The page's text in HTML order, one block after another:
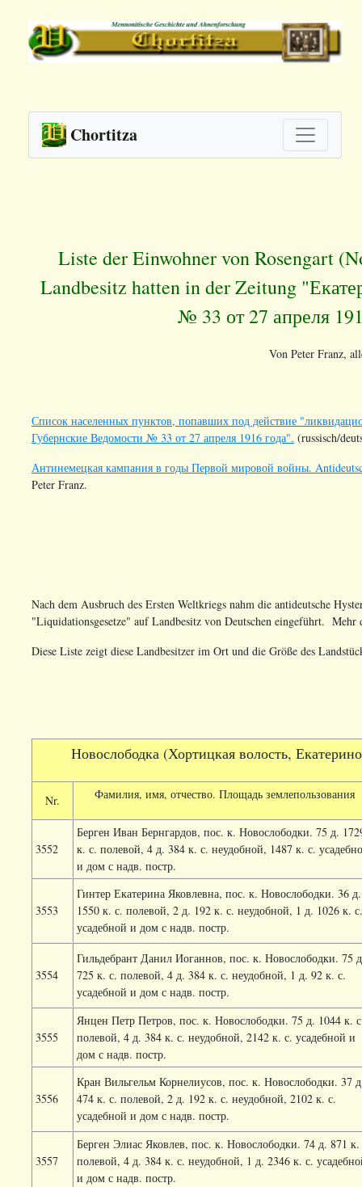
Chortitza
Liste der Einwohner von Rosengart
Landbesitz hatten in der Zeitung
№ 33 от 27 апреля
Von Peter Franz,
Список населенных пунктов, попавших под действие
Губернские Ведомости № 33 от 27 апреля 1916 года". (russisch/
Антинемецкая кампания в годы Первой мировой войны.
Peter Franz.
Nach dem Ausbruch des Ersten Weltkriegs nahm die antideutsche
"Liquidationsgesetze" auf Landbesitz von Deutschen eingeführt. Mehr
Diese Liste zeigt diese Landbesitzer im Ort und die Größe des
Новослободка (Хортицкая волость,
Nr. Фамилия, имя, отчество. Площадь землепользования
3552
Берген Иван Бернгардов, пос. к. Новослободки. 75 д.
к. с. полевой, 4 д. 384 к. с. неудобной, 1487 к. с.
и дом с надв. постр.
3553
Гинтер Екатерина Яковлевна, пос. к. Новослободки. 36 д.
1550 к. с. полевой, 2 д. 192 к. с. неудобной, 1 д. 1026 к. с.
усадебной и дом с надв. постр.
3554
Гильдебрант Данил Иоганнов, пос. к. Новослободки. 75
725 к. с. полевой, 4 д. 384 к. с. неудобной, 1 д. 92 к. с.
усадебной и дом с надв. постр.
3555
Янцен Петр Петров, пос. к. Новослободки. 75 д. 1044 к.
полевой, 4 д. 384 к. с. неудобной, 2142 к. с. усадебной и
дом с надв. постр.
3556
Кран Вильгельм Корнелиусов, пос. к. Новослободки. 37
474 к. с. полевой, 2 д. 192 к. с. неудобной, 2102 к. с.
усадебной и дом с надв. постр.
3557
Берген Элиас Яковлев, пос. к. Новослободки. 74 д. 871 к.
полевой, 4 д. 384 к. с. неудобной, 1 д. 2346 к. с.
и дом с надв. постр.